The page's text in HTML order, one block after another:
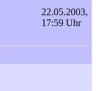
22.05.2003,
17:59 Uhr